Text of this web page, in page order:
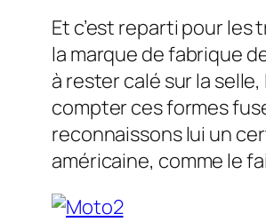
Et c’est reparti pour
la marque de fabrique
à rester calé sur la
compter ces formes
reconnaissons lui un
américaine, comme le